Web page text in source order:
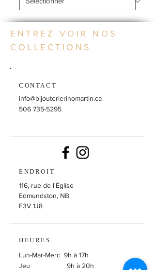
ENTREZ VOIR NOS
COLLECTIONS
CONTACT
info@bijouterierinomartin.ca
506 735-5295
ENDROIT
116, rue de l'Église
Edmundston, NB
E3V 1J8
HEURES
Lun-Mar-Merc 9h à 17h
Jeu 9h à 20h